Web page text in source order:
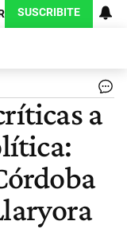
SUSCRIBITE
a